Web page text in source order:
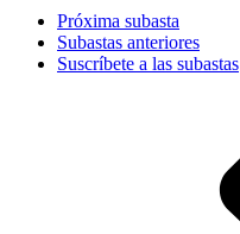
Próxima subasta
Subastas anteriores
Suscríbete a las subastas